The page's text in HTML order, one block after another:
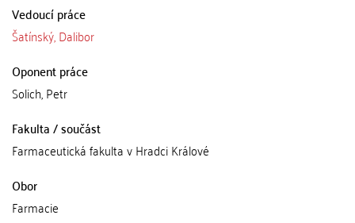
Vedoucí práce
Šatínský, Dalibor
Oponent práce
Solich, Petr
Fakulta / součást
Farmaceutická fakulta v Hradci Králové
Obor
Farmacie